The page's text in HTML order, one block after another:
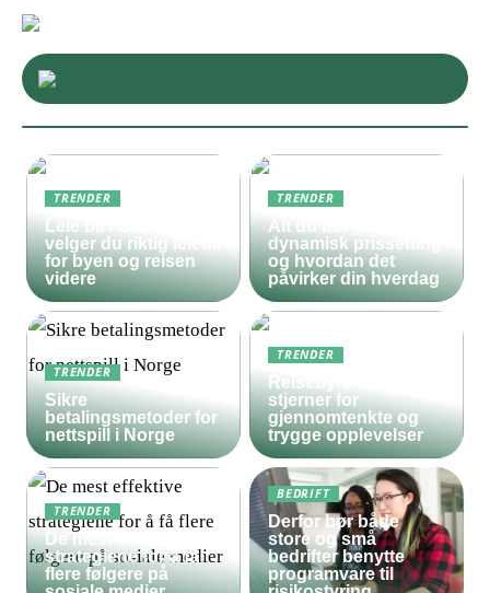
TRENDER
Leie bil i Oslo – slik
velger du riktig leiebil
for byen og reisen
videre
TRENDER
Alt du bør vite om
dynamisk prissetting
og hvordan det
påvirker din hverdag
TRENDER
Sikre
betalingsmetoder for
nettspill i Norge
TRENDER
Reisebyrå med 5
stjerner for
gjennomtenkte og
trygge opplevelser
TRENDER
De mest effektive
strategiene for å få
flere følgere på
BEDRIFT
Derfor bør både
store og små
bedrifter benytte
programvare til